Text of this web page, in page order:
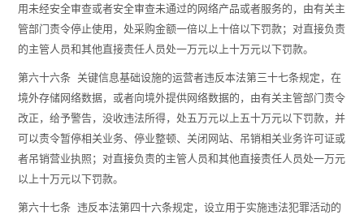
用未经安全审查或者安全审查未通过的网络产品或者服务的，由有关主
管部门责令停止使用，处采购金额一倍以上十倍以下罚款；对直接负责
的主管人员和其他直接责任人员处一万元以上十万元以下罚款。
第六十六条 关键信息基础设施的运营者违反本法第三十七条规定，在
境外存储网络数据，或者向境外提供网络数据的，由有关主管部门责令
改正，给予警告，没收违法所得，处五万元以上五十万元以下罚款，并
可以责令暂停相关业务、停业整顿、关闭网站、吊销相关业务许可证或
者吊销营业执照；对直接负责的主管人员和其他直接责任人员处一万元
以上十万元以下罚款。
第六十七条 违反本法第四十六条规定，设立用于实施违法犯罪活动的